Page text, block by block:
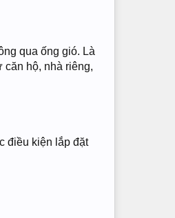
qua ống gió. Là
hộ, nhà riêng,
điều kiện lắp đặt